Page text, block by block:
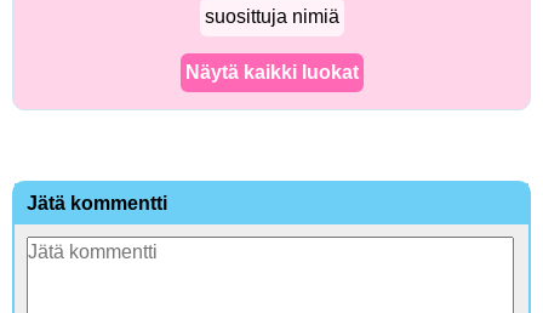
suosittuja nimiä
Näytä kaikki luokat
Jätä kommentti